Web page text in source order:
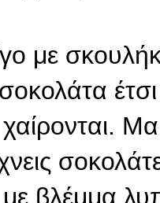
με
έτσι
βλέμμα